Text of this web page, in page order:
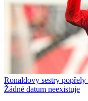
Ronaldovy sestry
Žádné datum neexistuje